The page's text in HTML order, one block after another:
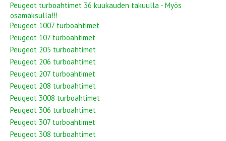
Peugeot turboahtimet 36 kuukauden takuulla - Myös
osamaksulla!!!
Peugeot 1007 turboahtimet
Peugeot 107 turboahtimet
Peugeot 205 turboahtimet
Peugeot 206 turboahtimet
Peugeot 207 turboahtimet
Peugeot 208 turboahtimet
Peugeot 3008 turboahtimet
Peugeot 306 turboahtimet
Peugeot 307 turboahtimet
Peugeot 308 turboahtimet